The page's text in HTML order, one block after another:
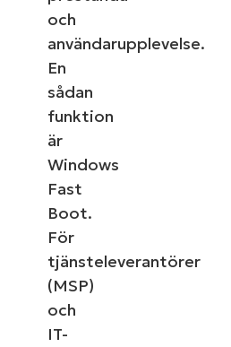
och
användarupplevelse.
En
sådan
funktion
är
Windows
Fast
Boot.
För
tjänsteleverantörer
(MSP)
och
IT-